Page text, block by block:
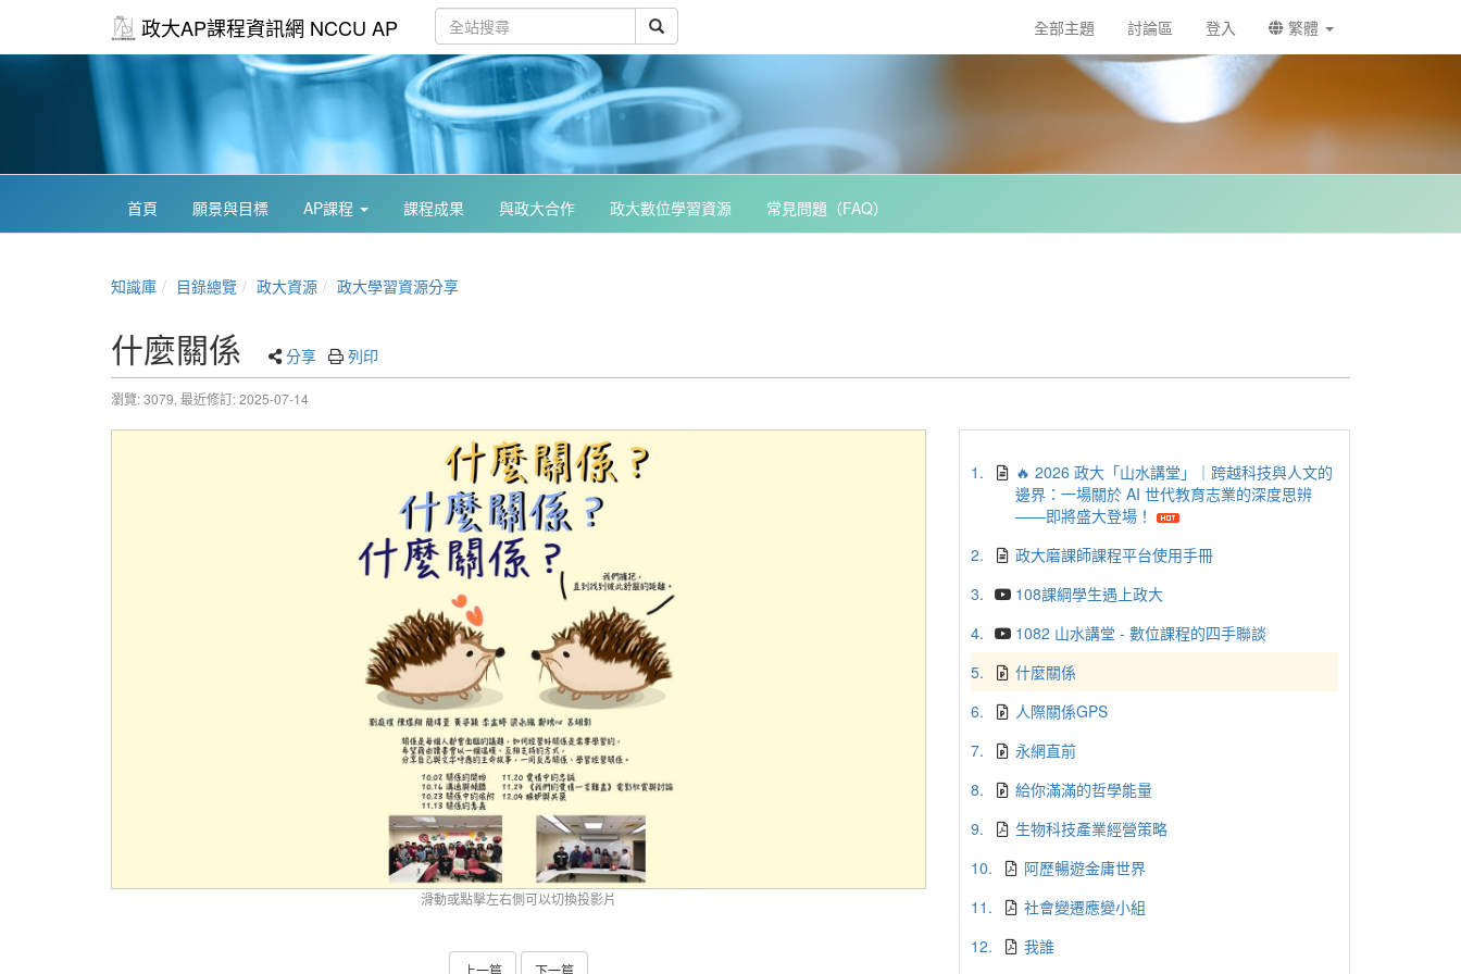
政大AP課程資訊網 NCCU AP 全部主題 討論區 登入 繁體
首頁 願景與目標 AP課程 課程成果 與政大合作 政大數位學習資源 常見問題（FAQ）
知識庫 目錄總覽 政大資源 政大學習資源分享
什麼關係 分享 列印
瀏覽: 3079, 最近修訂: 2025-07-14
滑動或點擊左右側可以切換投影片
上一篇 下一篇
1.
🔥 2026 政大「山水講堂」｜跨越科技與人文的
邊界：一場關於 AI 世代教育志業的深度思辨
——即將盛大登場！
2.
政大磨課師課程平台使用手冊
3.
108課綱學生遇上政大
4.
1082 山水講堂 - 數位課程的四手聯談
5.
什麼關係
6.
人際關係GPS
7.
永網直前
8.
給你滿滿的哲學能量
9.
生物科技產業經營策略
10.
阿歷暢遊金庸世界
11.
社會變遷應變小組
12.
我誰